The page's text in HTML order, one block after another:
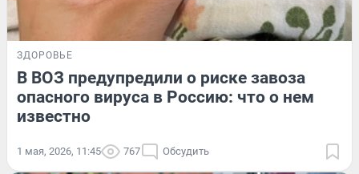
ЗДОРОВЬЕ
В ВОЗ предупредили о риске завоза
опасного вируса в Россию: что о нем
известно
1 мая, 2026, 11:45 767 Обсудить